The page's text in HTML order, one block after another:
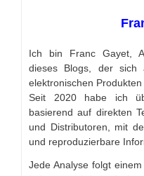
Ich bin Franc Gayet,
dieses Blogs, der sich
elektronischen Produkten
Seit 2020 habe ich
basierend auf direkten
und Distributoren, mit
und reproduzierbare
Jede Analyse folgt